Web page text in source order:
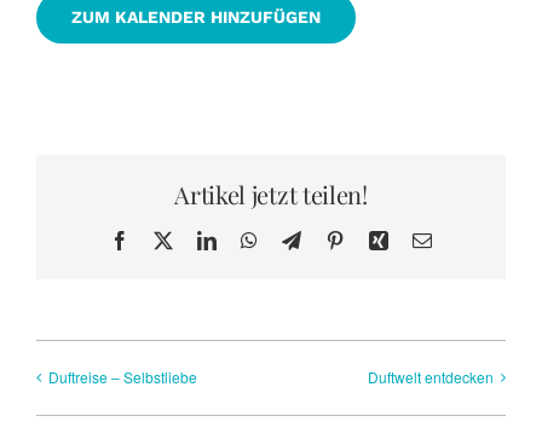
ZUM KALENDER HINZUFÜGEN
Artikel jetzt teilen!
Facebook LinkedInWhatsApp
TelegramPinterestXing E-
Duftreise – Selbstliebe Duftwelt entdecken